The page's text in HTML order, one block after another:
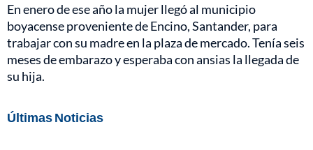
En enero de ese año la mujer llegó al municipio
boyacense proveniente de Encino, Santander, para
trabajar con su madre en la plaza de mercado. Tenía seis
meses de embarazo y esperaba con ansias la llegada de
su hija.
Últimas Noticias